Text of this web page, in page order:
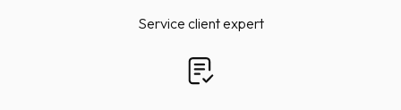
Service client expert